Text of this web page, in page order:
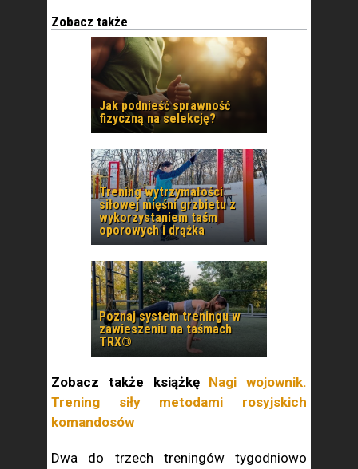
Zobacz także
Jak podnieść sprawność
fizyczną na selekcję?
Trening wytrzymałości
siłowej mięśni grzbietu z
wykorzystaniem taśm
oporowych i drążka
Poznaj system treningu w
zawieszeniu na taśmach
TRX®
Zobacz także książkę Nagi wojownik.
Trening siły metodami rosyjskich
komandosów
Dwa do trzech treningów tygodniowo